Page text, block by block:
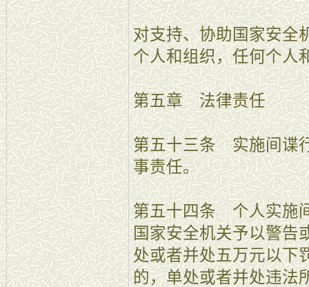
对支持、协助国家安全
个人和组织，任何个人
第五章 法律责任
第五十三条 实施间谍
事责任。
第五十四条 个人实施
国家安全机关予以警告
处或者并处五万元以下
的，单处或者并处违法